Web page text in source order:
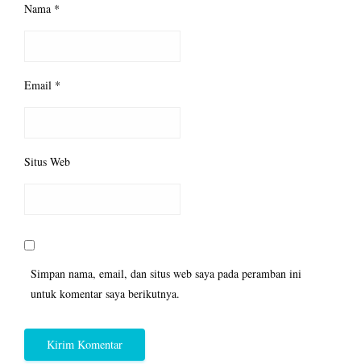
Nama *
Email *
Situs Web
Simpan nama, email, dan situs web saya pada peramban ini
untuk komentar saya berikutnya.